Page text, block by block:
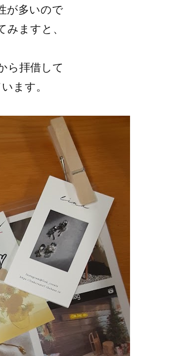
が多いので
ますと、
ら拝借して
ます。